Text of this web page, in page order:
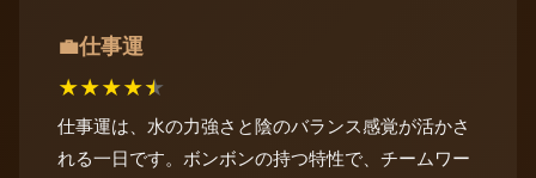
💼仕事運
★★★★★
仕事運は、水の力強さと陰のバランス感覚が活かさ
れる一日です。ボンボンの持つ特性で、チームワー